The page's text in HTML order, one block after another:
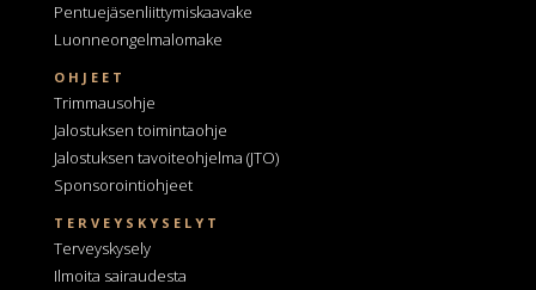
Pentuejäsenliittymiskaavake
Luonneongelmalomake
OHJEET
Trimmausohje
Jalostuksen toimintaohje
Jalostuksen tavoiteohjelma (JTO)
Sponsorointiohjeet
TERVEYSKYSELYT
Terveyskysely
Ilmoita sairaudesta